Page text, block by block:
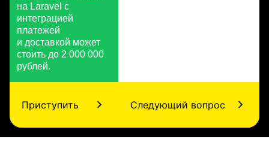
на Laravel с
интеграцией
платежей
и доставкой может
стоить до 2 000 000
рублей.
Приступить Следующий вопрос